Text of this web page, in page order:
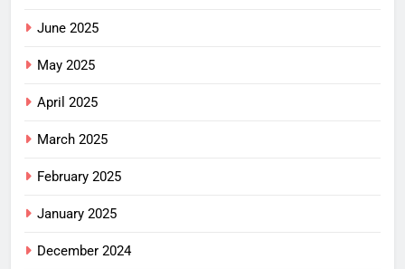
June 2025
May 2025
April 2025
March 2025
February 2025
January 2025
December 2024